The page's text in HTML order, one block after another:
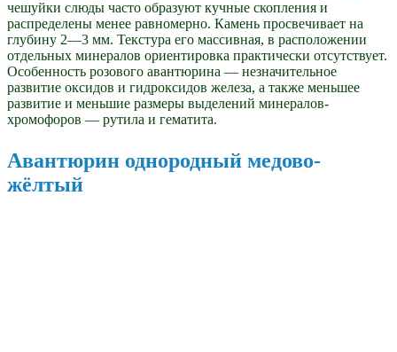
чешуйки слюды часто образуют кучные скопления и
распределены менее равномерно. Камень просвечивает на
глубину 2—3 мм. Текстура его массивная, в расположении
отдельных минералов ориентировка практически отсутствует.
Особенность розового авантюрина — незначительное
развитие оксидов и гидроксидов железа, а также меньшее
развитие и меньшие размеры выделений минералов-
хромофоров — рутила и гематита.
Авантюрин однородный медово-
жёлтый